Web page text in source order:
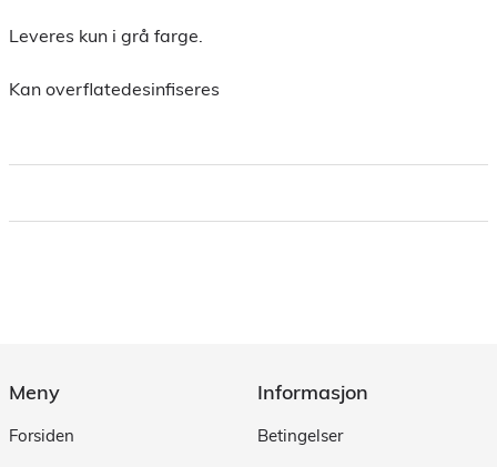
Leveres kun i grå farge.
Kan overflatedesinfiseres
Meny
Forsiden
Informasjon
Betingelser